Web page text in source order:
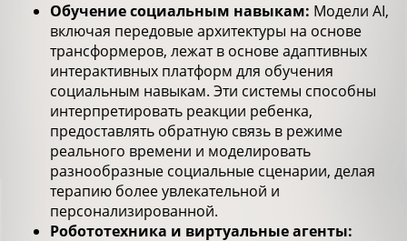
Обучение социальным навыкам: Модели AI,
включая передовые архитектуры на основе
трансформеров, лежат в основе адаптивных
интерактивных платформ для обучения
социальным навыкам. Эти системы способны
интерпретировать реакции ребенка,
предоставлять обратную связь в режиме
реального времени и моделировать
разнообразные социальные сценарии, делая
терапию более увлекательной и
персонализированной.
Робототехника и виртуальные агенты: